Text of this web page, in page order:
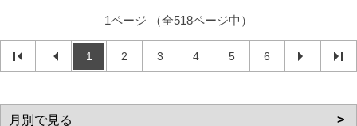
1ページ （全518ページ中）
1 2 3 4 5 6